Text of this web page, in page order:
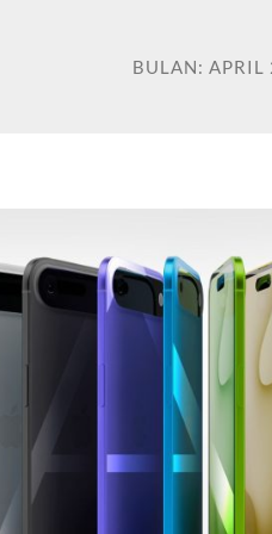
BULAN:APRIL